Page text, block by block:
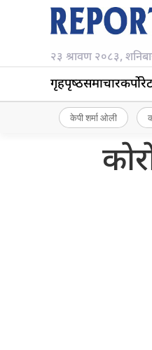
२३ श्रावण २०८३,
गृहपृष्‍ठसमाचारकर्पोरेट
केपी शर्मा ओली